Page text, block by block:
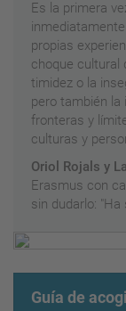
Es la primera
propias
choque cultural
timidez o la
pero también la
fronteras y
culturas y
Oriol Rojals y
Erasmus con
sin dudarlo: "Ha
Guía de